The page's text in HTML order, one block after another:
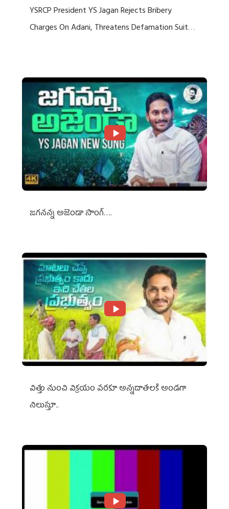
YSRCP President YS Jagan Rejects Bribery
Charges On Adani, Threatens Defamation Suit
జగనన్న అజెండా సాంగ్….
విత్తు నుంచి విక్రయం వరకూ అన్నదాతలకి అండగా
నిలుస్తూ..